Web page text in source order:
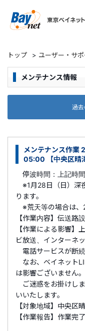
トップ > ユーザー・サポ
メンテナンス情報
過
メンテナンス作
05:00 【中央区晴
停波時間：上記時間
※1月28日（日）深
ります。
※荒天等の場合は、
【作業内容】伝送路
【作業による影響】
ビ放送、インターネ
電話サービスが断続
なお、ベイネット
は影響ございません。
ご迷惑をお掛けし
いいたします。
【対象地域】中央区
【作業報告】作業完